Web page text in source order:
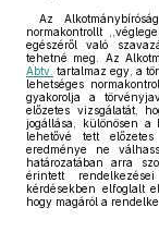
Az
normakontrollt
egészéről való
tehetné meg. Az
Abtv. tartalmaz egy, a
lehetséges
gyakorolja a
előzetes vizsgálatát,
jogállása, különösen a
lehetővé tett
eredménye ne
határozatában arra
érintett
kérdésekben elfoglalt
hogy magáról a